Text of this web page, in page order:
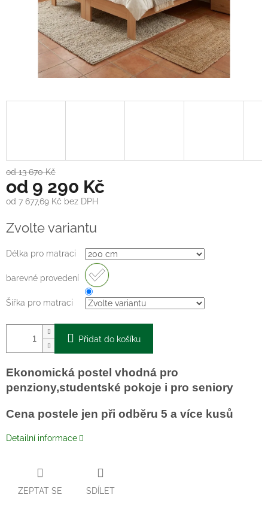
od 13 670 Kč
od 9 290 Kč
od 7 677,69 Kč bez DPH
cena:
Zvolte variantu
Délka pro matraci
barevné provedení
Šířka pro matraci
Přidat do košíku
Ekonomická postel vhodná pro
penziony,studentské pokoje i pro seniory
Cena postele jen při odběru 5 a více kusů
Detailní informace
ZEPTAT SE SDÍLET